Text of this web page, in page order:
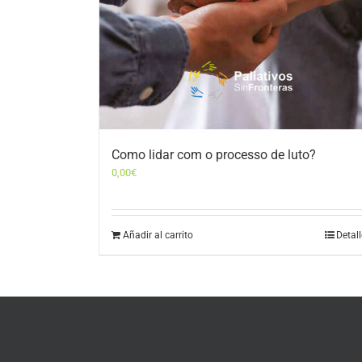
Como lidar com o processo de luto?
0,00€
Añadir al carrito